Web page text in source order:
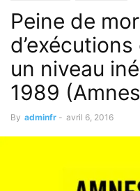
Messages des Défenseurs des Droits
Peine de
un niveau
1989
By adminfr - avril 6, 2016